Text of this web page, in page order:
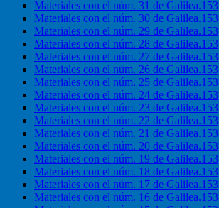
Materiales con el núm. 31 de Galilea.153
Materiales con el núm. 30 de Galilea.153
Materiales con el núm. 29 de Galilea.153
Materiales con el núm. 28 de Galilea.153
Materiales con el núm. 27 de Galilea.153
Materiales con el núm. 26 de Galilea.153
Materiales con el núm. 25 de Galilea.153
Materiales con el núm. 24 de Galilea.153
Materiales con el núm. 23 de Galilea.153
Materiales con el núm. 22 de Galilea.153
Materiales con el núm. 21 de Galilea.153
Materiales con el núm. 20 de Galilea.153
Materiales con el núm. 19 de Galilea.153
Materiales con el núm. 18 de Galilea.153
Materiales con el núm. 17 de Galilea.153
Materiales con el núm. 16 de Galilea.153